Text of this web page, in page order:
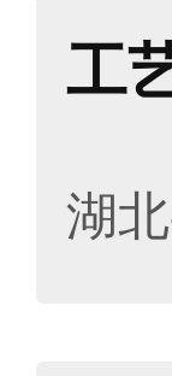
工
湖